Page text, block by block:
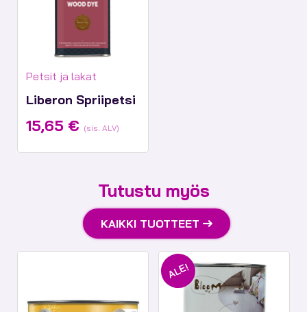
Tuotekategoriat:
Petsit ja lakat
Liberon Spriipetsi
15,65 € (sis. ALV)
Tutustu myös
KAIKKI TUOTTEET
ALE!